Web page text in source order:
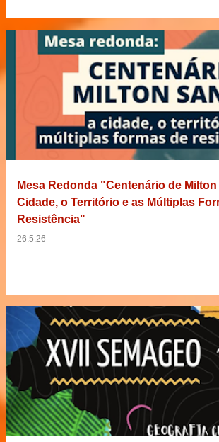
Mesa Redonda "Centenário de
Cidade, o Território e as Múltiplas
Resistência"
26.5.26